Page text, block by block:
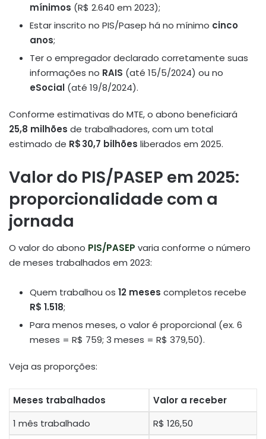
mínimos (R$ 2.640 em 2023);
Estar inscrito no PIS/Pasep há no mínimo cinco
anos;
Ter o empregador declarado corretamente suas
informações no RAIS (até 15/5/2024) ou no
eSocial (até 19/8/2024).
Conforme estimativas do MTE, o abono beneficiará
25,8 milhões de trabalhadores, com um total
estimado de R$ 30,7 bilhões liberados em 2025.
Valor do PIS/PASEP em 2025:
proporcionalidade com a
jornada
O valor do abono PIS/PASEP varia conforme o número
de meses trabalhados em 2023:
Quem trabalhou os 12 meses completos recebe
R$ 1.518;
Para menos meses, o valor é proporcional (ex. 6
meses = R$ 759; 3 meses = R$ 379,50).
Veja as proporções:
Meses trabalhados
Valor a receber
1 mês trabalhado
R$ 126,50